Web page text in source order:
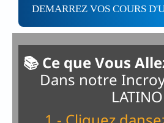
DEMARREZ VOS COURS
📚 Ce que Vous
Dans notre
LATINO